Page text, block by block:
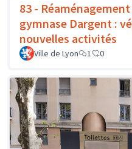
83 -
gymnase Dargent :
nouvelles activités
Ville de Lyon 1 0